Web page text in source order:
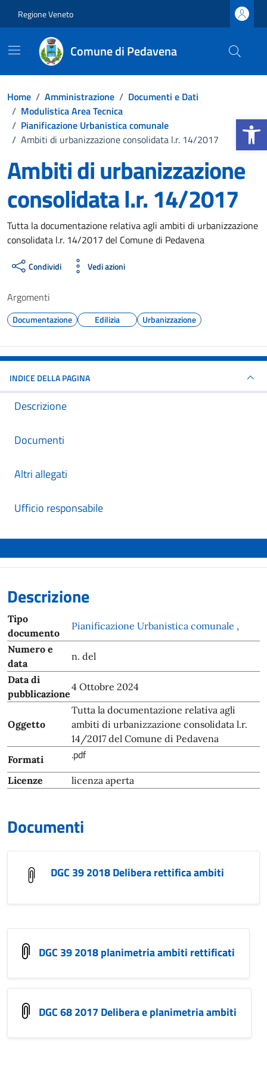
Regione Veneto
Comune di Pedavena
Home / Amministrazione / Documenti e Dati
/ Modulistica Area Tecnica
/ Pianificazione Urbanistica comunale
/ Ambiti di urbanizzazione consolidata l.r. 14/2017
Ambiti di urbanizzazione
consolidata l.r. 14/2017
Dettagli del documento
Tutta la documentazione relativa agli ambiti di urbanizzazione
consolidata l.r. 14/2017 del Comune di Pedavena
Condividi Vedi azioni
Argomenti
Documentazione Edilizia Urbanizzazione
INDICE DELLA PAGINA
Descrizione
Documenti
Altri allegati
Ufficio responsabile
Descrizione
Tipo
documento
Pianificazione Urbanistica comunale ,
Numero e
data
n. del
Data di
pubblicazione
4 Ottobre 2024
Oggetto
Tutta la documentazione relativa agli
ambiti di urbanizzazione consolidata l.r.
14/2017 del Comune di Pedavena
Formati
.pdf
Licenze licenza aperta
Documenti
DGC 39 2018 Delibera rettifica ambiti
DGC 39 2018 planimetria ambiti rettificati
DGC 68 2017 Delibera e planimetria ambiti
Apri la